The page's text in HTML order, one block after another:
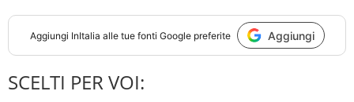
Aggiungi InItalia alle tue fonti Google preferite Aggiungi
SCELTI PER VOI: